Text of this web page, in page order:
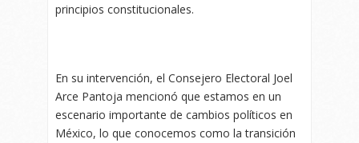
principios constitucionales.
En su intervención, el Consejero Electoral Joel
Arce Pantoja mencionó que estamos en un
escenario importante de cambios políticos en
México, lo que conocemos como la transición